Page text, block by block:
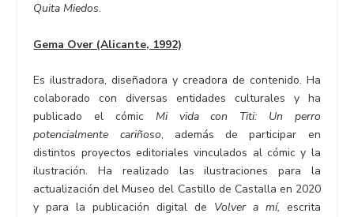
Quita Miedos.
Gema Over (Alicante, 1992)
Es ilustradora, diseñadora y creadora de contenido. Ha
colaborado con diversas entidades culturales y ha
publicado el cómic Mi vida con Titi: Un perro
potencialmente cariñoso, además de participar en
distintos proyectos editoriales vinculados al cómic y la
ilustración. Ha realizado las ilustraciones para la
actualización del Museo del Castillo de Castalla en 2020
y para la publicación digital de Volver a mí, escrita